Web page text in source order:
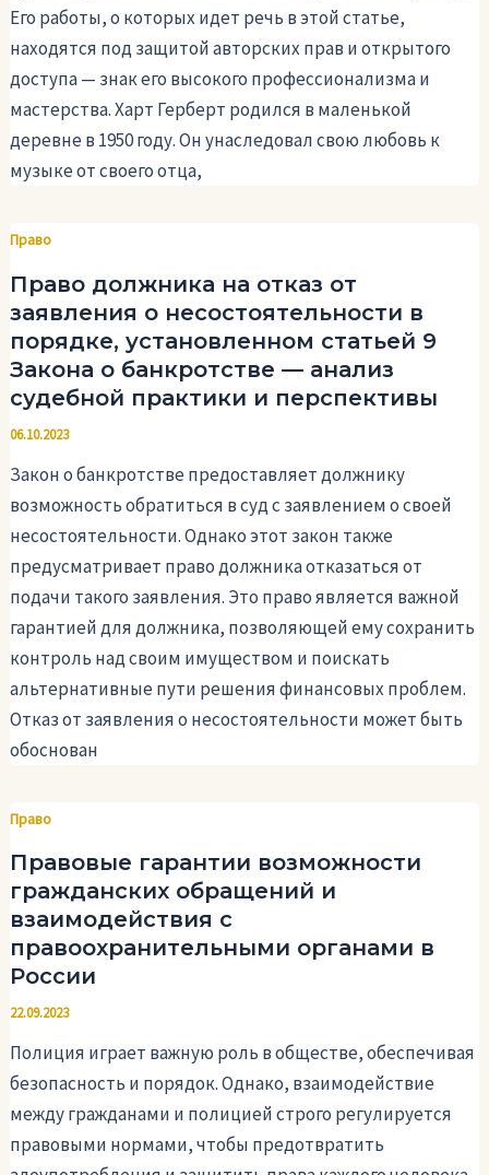
Его работы, о которых идет речь в этой статье,
находятся под защитой авторских прав и открытого
доступа — знак его высокого профессионализма и
мастерства. Харт Герберт родился в маленькой
деревне в 1950 году. Он унаследовал свою любовь к
музыке от своего отца,
Право
Право должника на отказ от
заявления о несостоятельности в
порядке, установленном статьей 9
Закона о банкротстве — анализ
судебной практики и перспективы
06.10.2023
Закон о банкротстве предоставляет должнику
возможность обратиться в суд с заявлением о своей
несостоятельности. Однако этот закон также
предусматривает право должника отказаться от
подачи такого заявления. Это право является важной
гарантией для должника, позволяющей ему сохранить
контроль над своим имуществом и поискать
альтернативные пути решения финансовых проблем.
Отказ от заявления о несостоятельности может быть
обоснован
Право
Правовые гарантии возможности
гражданских обращений и
взаимодействия с
правоохранительными органами в
России
22.09.2023
Полиция играет важную роль в обществе, обеспечивая
безопасность и порядок. Однако, взаимодействие
между гражданами и полицией строго регулируется
правовыми нормами, чтобы предотвратить